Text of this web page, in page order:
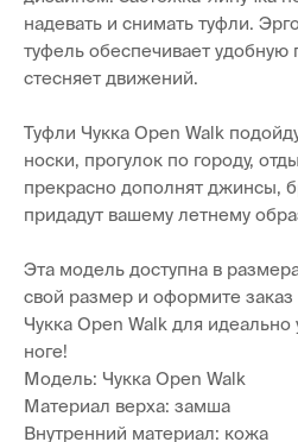
надевать и снимать туфли.
туфель обеспечивает удобную
стесняет движений.
Туфли Чукка Open Walk
носки, прогулок по городу,
прекрасно дополнят джинсы,
придадут вашему летнему
Эта модель доступна в
свой размер и оформите
Чукка Open Walk для
ноге!
Модель: Чукка Open Walk
Материал верха: замша
Внутренний материал: кожа